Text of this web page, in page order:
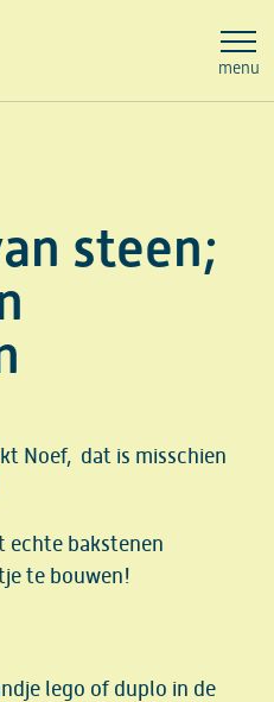
menu
steen;
Noef, dat is misschien
echte bakstenen
te bouwen!
lego of duplo in de